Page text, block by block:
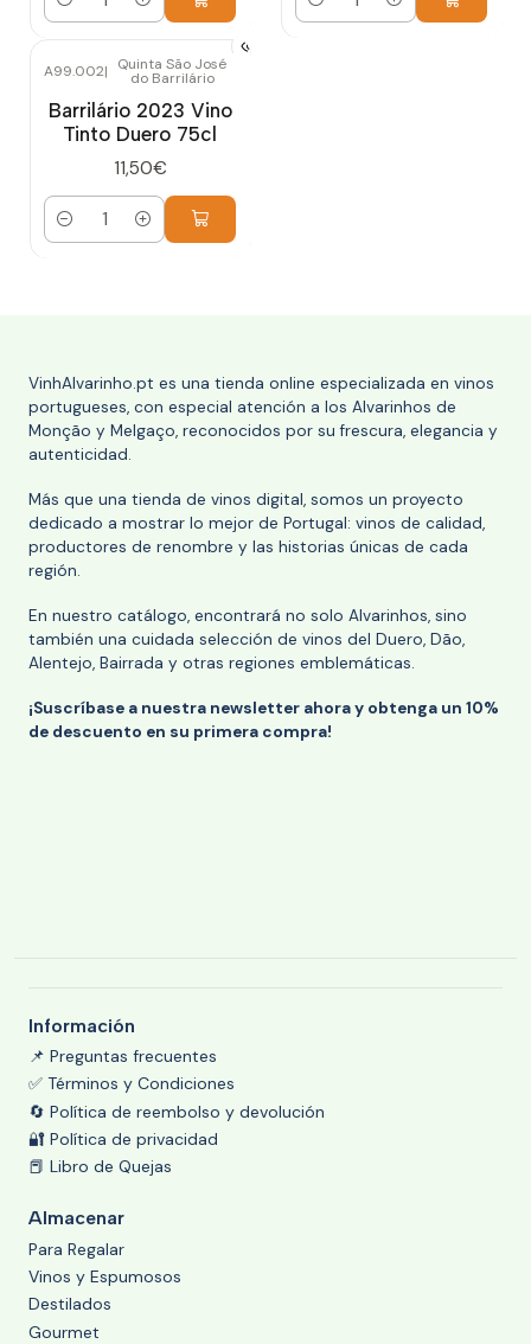
Cantidad Cantidad
A99.002| Quinta São José
do Barrilário
Barrilário 2023 Vino
Tinto Duero 75cl
11,50€
Cantidad
VinhAlvarinho.pt es una tienda online especializada en vinos
portugueses, con especial atención a los Alvarinhos de
Monção y Melgaço, reconocidos por su frescura, elegancia y
autenticidad.
Más que una tienda de vinos digital, somos un proyecto
dedicado a mostrar lo mejor de Portugal: vinos de calidad,
productores de renombre y las historias únicas de cada
región.
En nuestro catálogo, encontrará no solo Alvarinhos, sino
también una cuidada selección de vinos del Duero, Dão,
Alentejo, Bairrada y otras regiones emblemáticas.
¡Suscríbase a nuestra newsletter ahora y obtenga un 10%
de descuento en su primera compra!
Información
📌 Preguntas frecuentes
✅ Términos y Condiciones
🔄 Política de reembolso y devolución
🔐 Política de privacidad
📕 Libro de Quejas
Almacenar
Para Regalar
Vinos y Espumosos
Destilados
Gourmet